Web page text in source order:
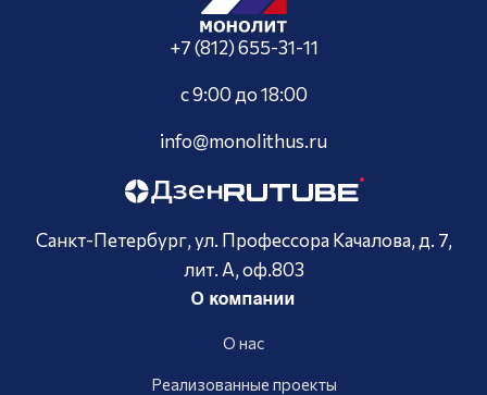
+7 (812) 655-31-11
с 9:00 до 18:00
info@monolithus.ru
Санкт-Петербург, ул. Профессора Качалова, д. 7,
лит. А, оф.803
О компании
О нас
Реализованные проекты